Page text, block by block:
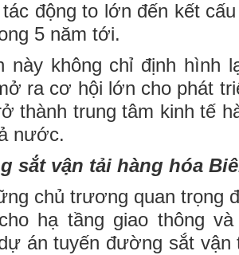
động to lớn đến kết
5 năm tới.
này không chỉ định hình
ra cơ hội lớn cho phát
thành trung tâm kinh tế
nước.
sắt vận tải hàng hóa
chủ trương quan trọng
hạ tầng giao thông
án tuyến đường sắt vận